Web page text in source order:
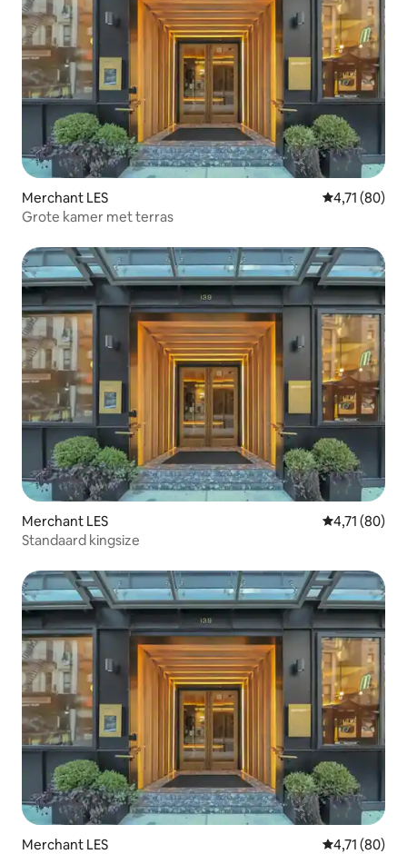
Merchant LES Gemiddelde
4,71 (80)
Grote kamer met terras
Merchant LES Gemiddelde
4,71 (80)
Standaard kingsize
Merchant LES Gemiddelde
4,71 (80)